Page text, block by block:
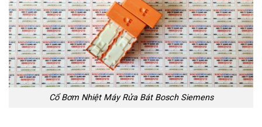
Cổ Bơm Nhiệt Máy Rửa Bát Bosch Siemens